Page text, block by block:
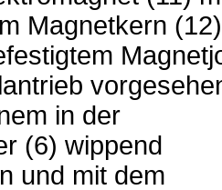
Magnetkern (12)
in der
(6) wippend
und mit dem